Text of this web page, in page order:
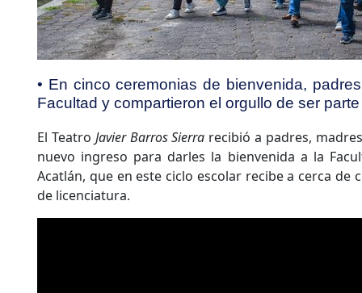
• En cinco ceremonias de bienvenida,
Facultad y compartieron el orgullo de ser
El Teatro Javier Barros Sierra recibió a padres,
nuevo ingreso para darles la bienvenida a la
Acatlán, que en este ciclo escolar recibe a cerca de
de licenciatura.